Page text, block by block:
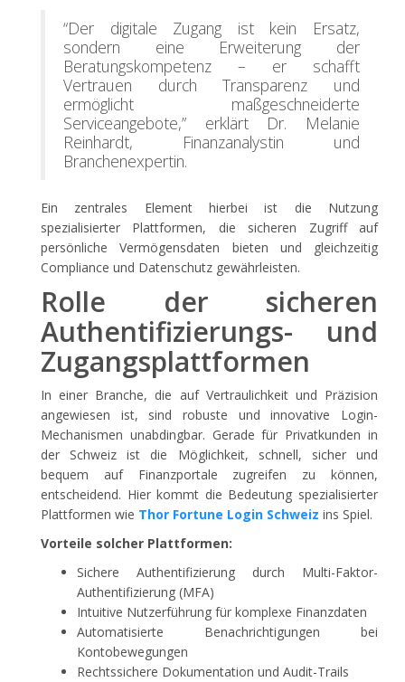
“Der digitale Zugang ist kein Ersatz,
sondern eine Erweiterung der
Beratungskompetenz – er schafft
Vertrauen durch Transparenz und
ermöglicht maßgeschneiderte
Serviceangebote,” erklärt Dr. Melanie
Reinhardt, Finanzanalystin und
Branchenexpertin.
Ein zentrales Element hierbei ist die Nutzung
spezialisierter Plattformen, die sicheren Zugriff auf
persönliche Vermögensdaten bieten und gleichzeitig
Compliance und Datenschutz gewährleisten.
Rolle der sicheren
Authentifizierungs- und
Zugangsplattformen
In einer Branche, die auf Vertraulichkeit und Präzision
angewiesen ist, sind robuste und innovative Login-
Mechanismen unabdingbar. Gerade für Privatkunden in
der Schweiz ist die Möglichkeit, schnell, sicher und
bequem auf Finanzportale zugreifen zu können,
entscheidend. Hier kommt die Bedeutung spezialisierter
Plattformen wie Thor Fortune Login Schweiz ins Spiel.
Vorteile solcher Plattformen:
Sichere Authentifizierung durch Multi-Faktor-
Authentifizierung (MFA)
Intuitive Nutzerführung für komplexe Finanzdaten
Automatisierte Benachrichtigungen bei
Kontobewegungen
Rechtssichere Dokumentation und Audit-Trails